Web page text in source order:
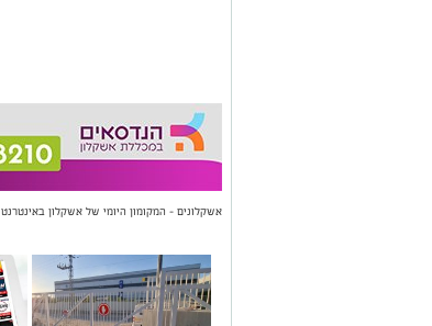
אשקלונים - המקומון היומי של אשקלון באינטרנט